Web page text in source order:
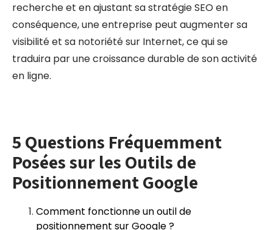
recherche et en ajustant sa stratégie SEO en
conséquence, une entreprise peut augmenter sa
visibilité et sa notoriété sur Internet, ce qui se
traduira par une croissance durable de son activité
en ligne.
5 Questions Fréquemment
Posées sur les Outils de
Positionnement Google
Comment fonctionne un outil de
positionnement sur Google ?